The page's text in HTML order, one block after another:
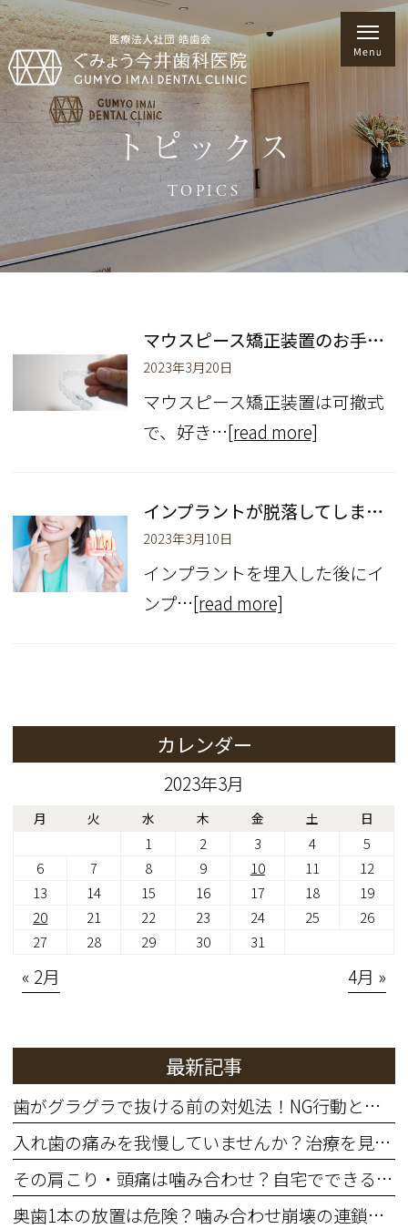
トピックス
TOPICS
マウスピース矯正装置のお手入れ
2023年3月20日
マウスピース矯正装置は可撤式
で、好き…[read more]
インプラントが脱落してしまわないように
2023年3月10日
インプラントを埋入した後にイ
ンプ…[read more]
カレンダー
2023年3月
月 火 水 木 金 土 日
1 2 3 4
5
6
7 8 9 10 11
12
13
14 15 16 17 18
19
20
21 22 23 24 25
26
27
28 29 30 31
« 2月 4月 »
最新記事
歯がグラグラで抜ける前の対処法！NG行動と歯を残す治療法
入れ歯の痛みを我慢していませんか？治療を見直すサインと費用の目安
その肩こり・頭痛は噛み合わせ？自宅でできる簡単セルフチェック
奥歯1本の放置は危険？噛み合わせ崩壊の連鎖と治療費増大リスク